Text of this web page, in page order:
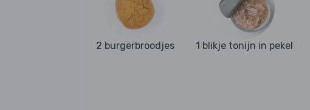
2 burgerbroodjes 1 blikje tonijn in pekel